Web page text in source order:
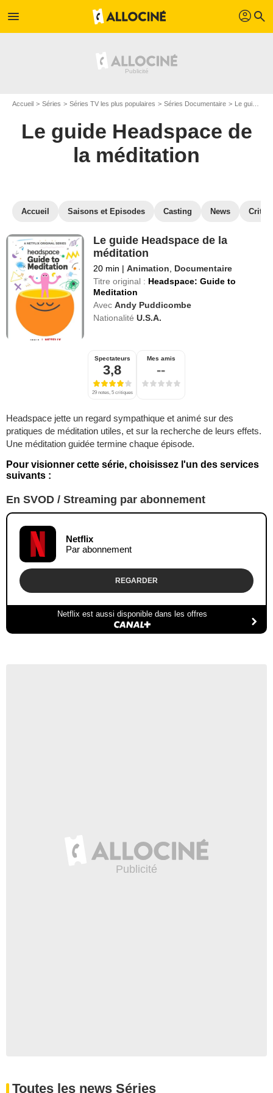
menu profil search
Accueil Séries Séries TV les plus populaires Séries Documentaire Le guide Headspace de la méditation
Le guide Headspace de
la méditation
Accueil Saisons et Episodes Casting News
Le guide Headspace de la
méditation
20 min | Animation
Documentaire
Titre original : Headspace: Guide to
Meditation
Avec Andy Puddicombe
Nationalité U.S.A.
Spectateurs
3,8
29 notes, 5 critiques
Mes amis
--
Headspace jette un regard sympathique et animé sur des
pratiques de méditation utiles, et sur la recherche de leurs effets.
Une méditation guidée termine chaque épisode.
Pour visionner cette série, choisissez l'un des services
suivants :
En SVOD / Streaming par abonnement
Netflix
Par abonnement
REGARDER
Netflix est aussi disponible dans les offres
Toutes les news Séries